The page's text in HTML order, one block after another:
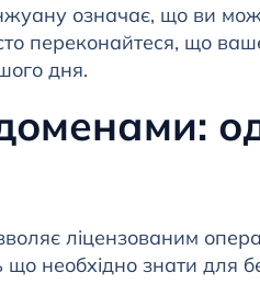
означає, що ви
переконайтеся, що
дня.
ліцензованим
необхідно знати для